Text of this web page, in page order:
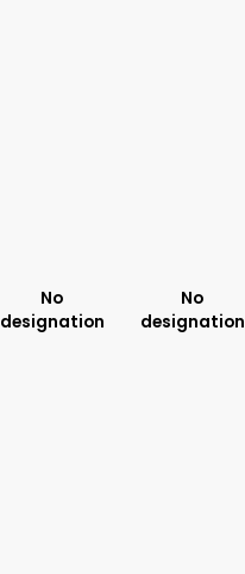
No
designation
No
designation